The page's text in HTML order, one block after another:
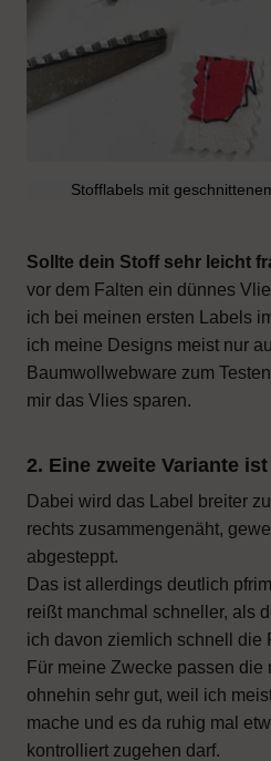
Stofflabels mit
Sollte dein Stoff sehr leicht
vor dem Falten ein dünnes
ich bei meinen ersten Labels
ich meine Designs meist nur
Baumwollwebware zum
mir das Vlies sparen.
2. Eine zweite Variante
Dabei wird das Label breiter
rechts zusammengenäht,
abgesteppt.
Das ist allerdings deutlich
reißt manchmal schneller, als
ich davon ziemlich schnell die
Für meine Zwecke passen die
ohnehin sehr gut, weil ich
mache und es da ruhig mal
kontrolliert zugehen darf.